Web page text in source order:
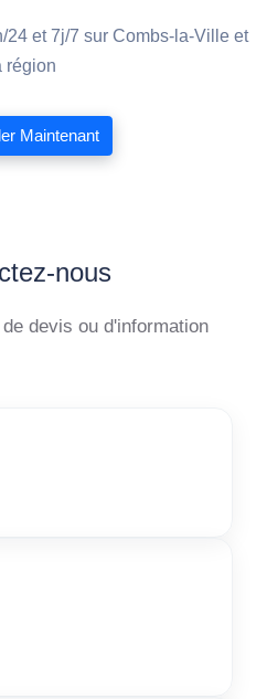
24 et 7j/7 sur Combs-la-Ville et
région
Maintenant
nous
devis ou d'information